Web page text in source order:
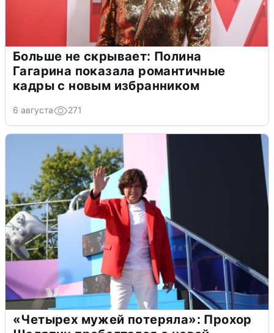
Больше не скрывает: Полина
Гагарина показала романтичные
кадры с новым избранником
6 августа 271
«Четырех мужей потеряла»: Прохор